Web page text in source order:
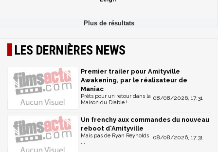
LES DERNIÈRES NEWS
Premier trailer pour Amityville
Awakening, par le réalisateur de
Maniac
08/08/2026, 17:31
Prêts pour un retour dans la
Maison du Diable !
Un frenchy aux commandes du nouveau
reboot d'Amityville
08/08/2026, 17:31
Mais pas de Ryan Reynolds
...